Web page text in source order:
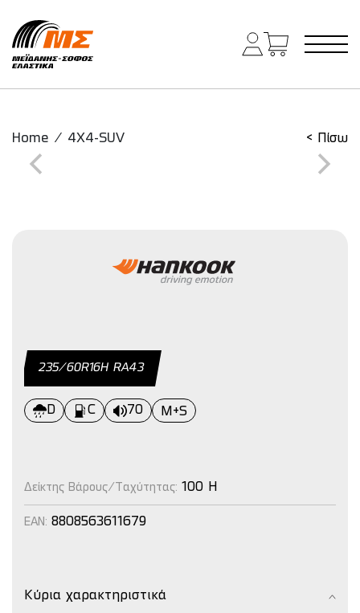
Main Navigation
Home / 4X4-SUV < Πίσω
235/60R16H RΑ43
D C 70 M+S
Δείκτης Βάρους/Ταχύτητας: 100 H
EAN: 8808563611679
Κύρια χαρακτηριστικά